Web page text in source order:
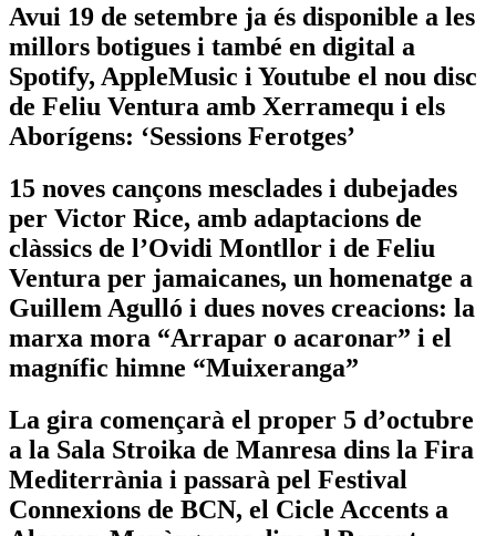
Avui 19 de setembre ja és disponible a les
millors botigues i també en digital a
Spotify, AppleMusic i Youtube el nou disc
de Feliu Ventura amb Xerramequ i els
Aborígens: ‘Sessions Ferotges’
15 noves cançons mesclades i dubejades
per Victor Rice, amb adaptacions de
clàssics de l’Ovidi Montllor i de Feliu
Ventura per jamaicanes, un homenatge a
Guillem Agulló i dues noves creacions: la
marxa mora “Arrapar o acaronar” i el
magnífic himne “Muixeranga”
La gira començarà el proper 5 d’octubre
a la Sala Stroika de Manresa dins la Fira
Mediterrània i passarà pel Festival
Connexions de BCN, el Cicle Accents a